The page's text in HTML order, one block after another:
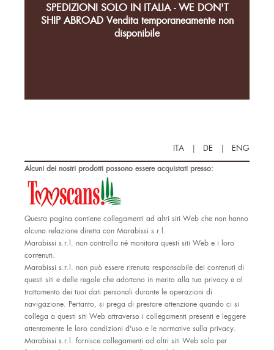
SPEDIZIONI SOLO IN ITALIA - WE DON'T
SHIP ABROAD Vendita temporaneamente non
disponibile
ITA | DE | ENG
Alcuni dei nostri prodotti possono essere acquistati presso:
Questa pagina contiene collegamenti ad altri siti Web che non hanno
alcuna relazione diretta con Marabissi s.r.l.
Marabissi s.r.l. non controlla né monitora questi siti Web e i loro
contenuti.
Marabissi s.r.l. non può essere ritenuta responsabile dei contenuti di
questi siti e delle regole che adottano in merito alla tua privacy e al
trattamento dei tuoi dati personali durante le operazioni di
navigazione. Pertanto, si prega di prestare attenzione quando ci si
collega a questi siti Web attraverso i collegamenti presenti e leggere
attentamente le loro condizioni d'uso e le normative sulla privacy.
Marabissi s.r.l. fornisce collegamenti ad altri siti Web solo per